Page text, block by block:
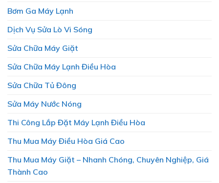
Bơm Ga Máy Lạnh
Dịch Vụ Sửa Lò Vi Sóng
Sửa Chữa Máy Giặt
Sửa Chữa Máy Lạnh Điều Hòa
Sửa Chữa Tủ Đông
Sửa Máy Nước Nóng
Thi Công Lắp Đặt Máy Lạnh Điều Hòa
Thu Mua Máy Điều Hòa Giá Cao
Thu Mua Máy Giặt – Nhanh Chóng, Chuyên Nghiệp, Giá
Thành Cao